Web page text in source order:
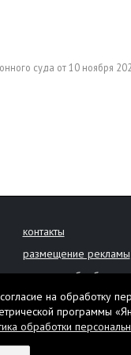
суда от 10 ноября
контакты
размещение рекламы
политика обработки
Настоящий ресурс
Нашли ошибку?
на обработку
программы
обработки